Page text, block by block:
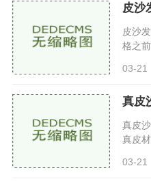
皮沙
皮沙
格之
沙发
03-21
真皮
真皮
真皮
适感
03-21